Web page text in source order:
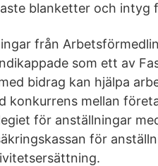
blanketter och intyg
från
som ett av
bidrag kan hjälpa
konkurrens mellan
för anställningar
för